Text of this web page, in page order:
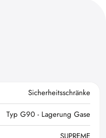
Sicherheitsschränke
Typ G90 - Lagerung Gase